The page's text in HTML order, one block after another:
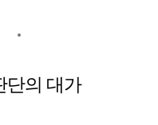
단의 대가